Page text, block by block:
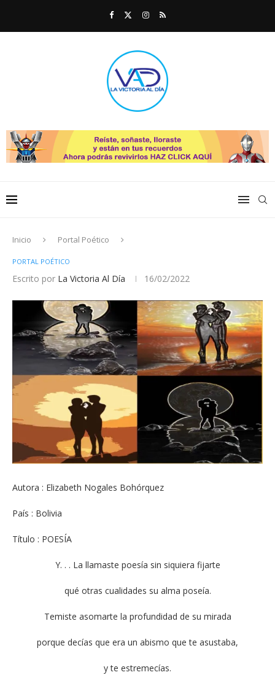
Inicio Portal Poético
PORTAL POÉTICO
Escrito por La Victoria Al Día 16/02/2022
Autora : Elizabeth Nogales Bohórquez
País : Bolivia
Título : POESÍA
Y. . . La llamaste poesía sin siquiera fijarte
qué otras cualidades su alma poseía.
Temiste asomarte la profundidad de su mirada
porque decías que era un abismo que te asustaba,
y te estremecías.